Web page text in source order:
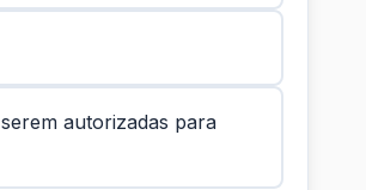
autorizadas para